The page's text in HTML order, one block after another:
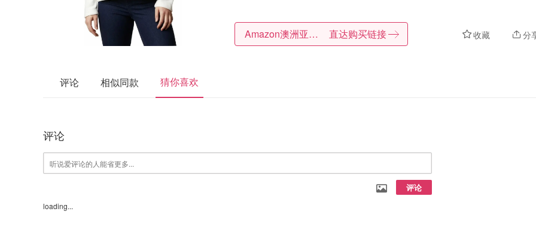
收藏 分
Amazon澳洲亚马逊 直达购买链接
评论 相似同款 猜你喜欢
评论
评论
loading...